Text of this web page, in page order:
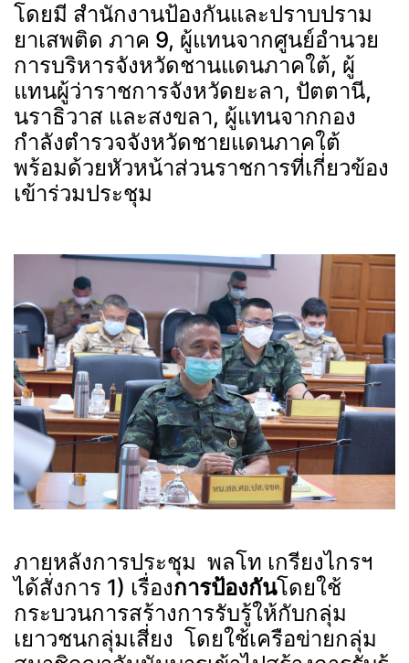
โดยมี สำนักงานป้องกันและปราบปราม
ยาเสพติด ภาค 9, ผู้แทนจากศูนย์อำนวย
การบริหารจังหวัดชานแดนภาคใต้, ผู้
แทนผู้ว่าราชการจังหวัดยะลา, ปัตตานี,
นราธิวาส และสงขลา, ผู้แทนจากกอง
กำลังตำรวจจังหวัดชายแดนภาคใต้
พร้อมด้วยหัวหน้าส่วนราชการที่เกี่ยวข้อง
เข้าร่วมประชุม
ภายหลังการประชุม พลโท เกรียงไกรฯ
ได้สั่งการ 1) เรื่องการป้องกันโดยใช้
กระบวนการสร้างการรับรู้ให้กับกลุ่ม
เยาวชนกลุ่มเสี่ยง โดยใช้เครือข่ายกลุ่ม